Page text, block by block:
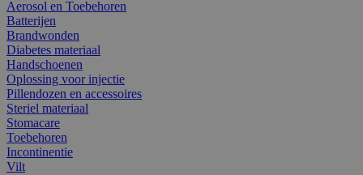
Aerosol en Toebehoren
Batterijen
Brandwonden
Diabetes materiaal
Handschoenen
Oplossing voor injectie
Pillendozen en accessoires
Steriel materiaal
Stomacare
Toebehoren
Incontinentie
Vilt